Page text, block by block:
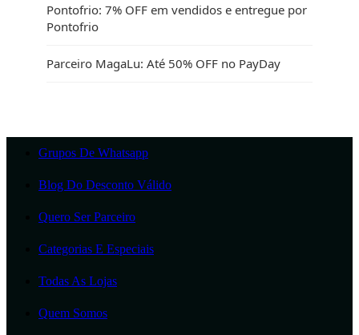
Pontofrio: 7% OFF em vendidos e entregue por
Pontofrio
Parceiro MagaLu: Até 50% OFF no PayDay
Grupos De Whatsapp
Blog Do Desconto Válido
Quero Ser Parceiro
Categorias E Especiais
Todas As Lojas
Quem Somos